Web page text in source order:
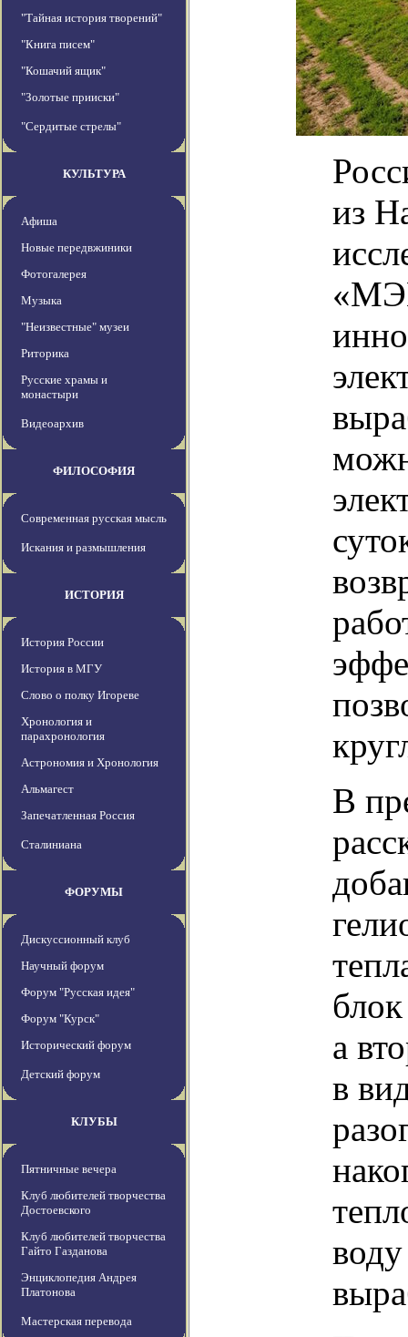
"Тайная история творений"
"Книга писем"
"Кошачий ящик"
"Золотые прииски"
"Сердитые стрелы"
КУЛЬТУРА
Афиша
Новые передвжиники
Фотогалерея
Музыка
"Неизвестные" музеи
Риторика
Русские храмы и
монастыри
Видеоархив
ФИЛОСОФИЯ
Современная русская мысль
Искания и размышления
ИСТОРИЯ
История России
История в МГУ
Слово о полку Игореве
Хронология и
парахронология
Астрономия и Хронология
Альмагест
Запечатленная Россия
Сталиниана
ФОРУМЫ
Дискуссионный клуб
Научный форум
Форум "Русская идея"
Форум "Курск"
Исторический форум
Детский форум
КЛУБЫ
Пятничные вечера
Клуб любителей творчества
Достоевского
Клуб любителей творчества
Гайто Газданова
Энциклопедия Андрея
Платонова
Мастерская перевода
из
В
а
в